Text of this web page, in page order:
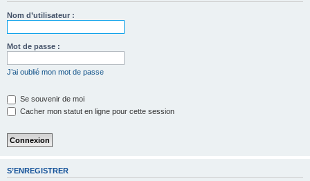
Nom d’utilisateur :
Mot de passe :
J’ai oublié mon mot de passe
Se souvenir de moi
Cacher mon statut en ligne pour cette session
S’ENREGISTRER